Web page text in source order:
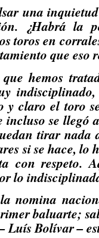
una
¿Habrá la
toros en
que eso
hemos
y claro el toro
incluso se llegó
tirar nada
si se hace, lo
con respeto.
lo
nomina
baluarte;
Luís Bolívar –